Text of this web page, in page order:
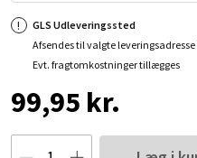
GLS Udleveringssted
Afsendes til valgte
Evt. fragtomkostninger tillægges
99,95 kr.